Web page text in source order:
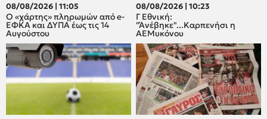
08/08/2026 | 11:05
Ο «χάρτης» πληρωμών από e-
ΕΦΚΑ και ΔΥΠΑ έως τις 14
Αυγούστου
08/08/2026 | 10:23
Γ Εθνική:
"Άνέβηκε"...Καρπενήσι η
ΑΕΜυκόνου